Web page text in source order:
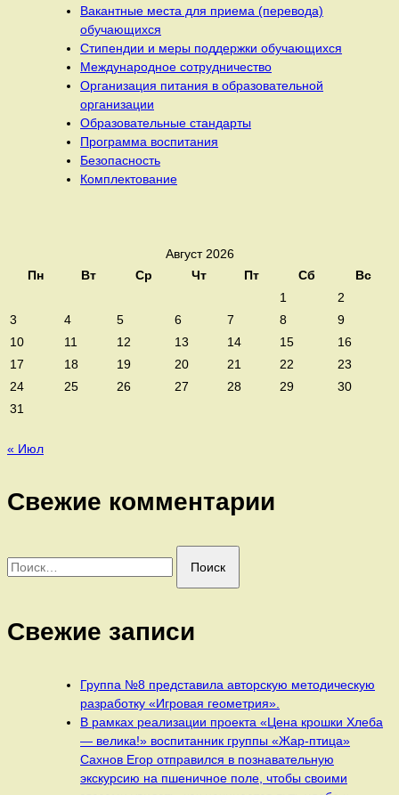
Вакантные места для приема (перевода)
обучающихся
Стипендии и меры поддержки обучающихся
Международное сотрудничество
Организация питания в образовательной
организации
Образовательные стандарты
Программа воспитания
Безопасность
Комплектование
Август 2026
Пн
Вт Ср Чт Пт Сб
Вс
1
2
3
4 5 6 7 8
9
10
11 12 13 14 15
16
17
18 19 20 21 22
23
24
25 26 27 28 29
30
31
« Июл
Свежие комментарии
Свежие записи
Группа №8 представила авторскую методическую
разработку «Игровая геометрия».
В рамках реализации проекта «Цена крошки Хлеба
— велика!» воспитанник группы «Жар-птица»
Сахнов Егор отправился в познавательную
экскурсию на пшеничное поле, чтобы своими